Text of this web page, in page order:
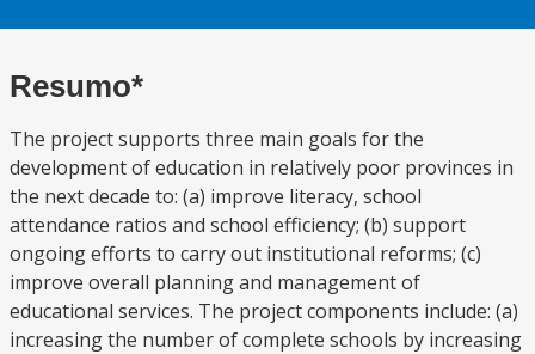
Resumo*
The project supports three main goals for the
development of education in relatively poor provinces in
the next decade to: (a) improve literacy, school
attendance ratios and school efficiency; (b) support
ongoing efforts to carry out institutional reforms; (c)
improve overall planning and management of
educational services. The project components include: (a)
increasing the number of complete schools by increasing